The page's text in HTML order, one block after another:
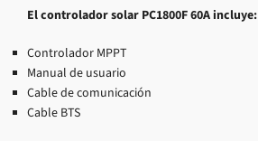
El controlador solar PC1800F 60A incluye:
Controlador MPPT
Manual de usuario
Cable de comunicación
Cable BTS